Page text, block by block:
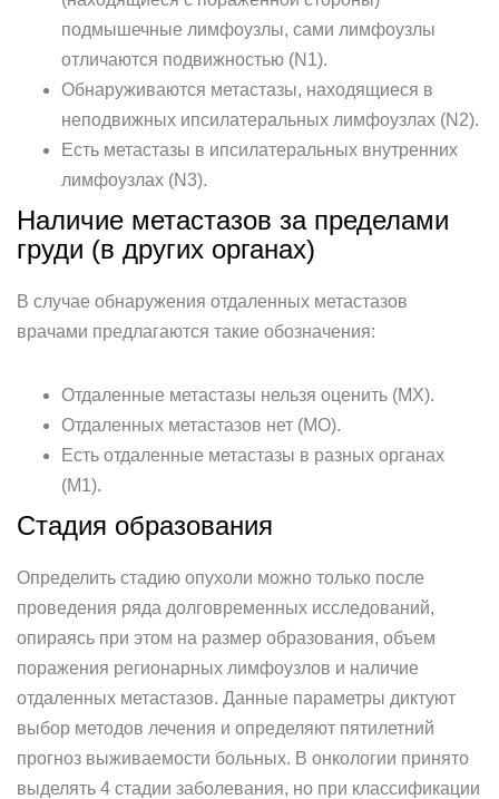
подмышечные лимфоузлы, сами лимфоузлы
отличаются подвижностью (N1).
Обнаруживаются метастазы, находящиеся в
неподвижных ипсилатеральных лимфоузлах (N2).
Есть метастазы в ипсилатеральных внутренних
лимфоузлах (N3).
Наличие метастазов за пределами
груди (в других органах)
В случае обнаружения отдаленных метастазов
врачами предлагаются такие обозначения:
Отдаленные метастазы нельзя оценить (МХ).
Отдаленных метастазов нет (МО).
Есть отдаленные метастазы в разных органах
(М1).
Стадия образования
Определить стадию опухоли можно только после
проведения ряда долговременных исследований,
опираясь при этом на размер образования, объем
поражения регионарных лимфоузлов и наличие
отдаленных метастазов. Данные параметры диктуют
выбор методов лечения и определяют пятилетний
прогноз выживаемости больных. В онкологии принято
выделять 4 стадии заболевания, но при классификации